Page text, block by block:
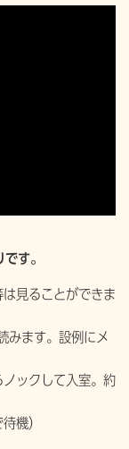
す。
見ることができま
みます。設例にメ
ックして入室。約
機）